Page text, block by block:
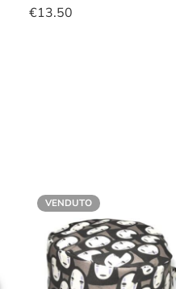
€13.50
VENDUTO